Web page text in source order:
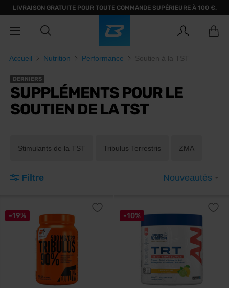
LIVRAISON GRATUITE POUR TOUTE COMMANDE SUPÉRIEURE À 100 €.
Accueil Nutrition Performance Soutien à la TST
DERNIERS
SUPPLÉMENTS POUR LE
SOUTIEN DE LA TST
Stimulants de la TST Tribulus Terrestris ZMA
Filtre Nouveautés
-19% -10%